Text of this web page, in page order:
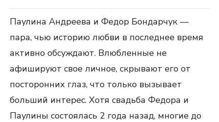
Паулина Андреева и Федор Бондарчук —
пара, чью историю любви в последнее время
активно обсуждают. Влюбленные не
афишируют свое личное, скрывают его от
посторонних глаз, что только вызывает
больший интерес. Хотя свадьба Федора и
Паулины состоялась 2 года назад, многие до